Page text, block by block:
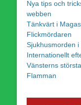
Nya tips och
webben
Tänkvärt i
Flickmördaren
Sjukhusmorden i
Internationellt
Vänsterns
Flamman